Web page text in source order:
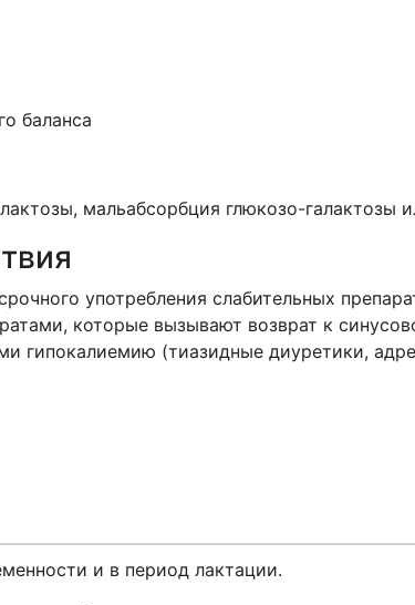
баланса
мальабсорбция глюкозо-галактозы
употребления слабительных
которые вызывают возврат к
гипокалиемию (тиазидные диуретики,
и в период лактации.